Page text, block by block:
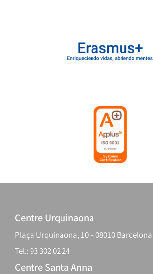
Centre Urquinaona
Plaça Urquinaona, 10 – 08010 Barcelona
Tel.: 93 302 02 24
Centre Santa Anna